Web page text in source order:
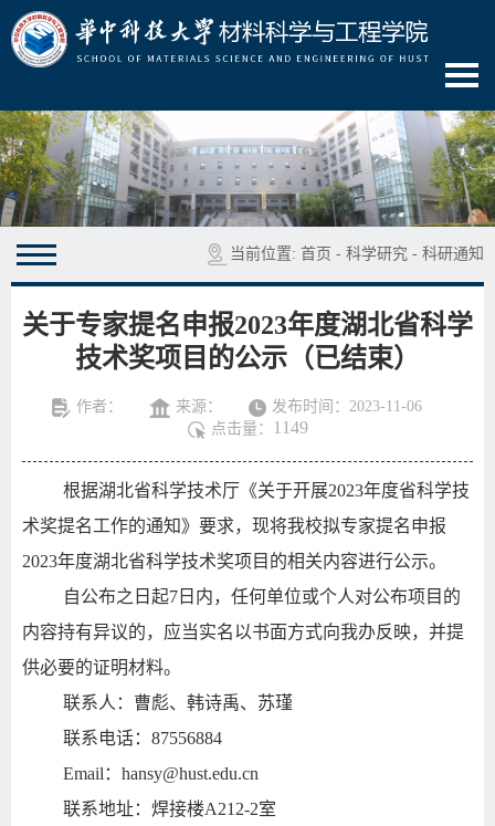
当前位置: 首页 - 科学研究 - 科研通知
关于专家提名申报2023年度湖北省科学
技术奖项目的公示（已结束）
作者： 来源：
发布时间：2023-11-06
点击量：
1149
根据湖北省科学技术厅《关于开展2023年度省科学技
术奖提名工作的通知》要求，现将我校拟专家提名申报
2023年度湖北省科学技术奖项目的相关内容进行公示。
自公布之日起7日内，任何单位或个人对公布项目的
内容持有异议的，应当实名以书面方式向我办反映，并提
供必要的证明材料。
联系人：曹彪、韩诗禹、苏瑾
联系电话：87556884
Email：hansy@hust.edu.cn
联系地址：焊接楼A212-2室